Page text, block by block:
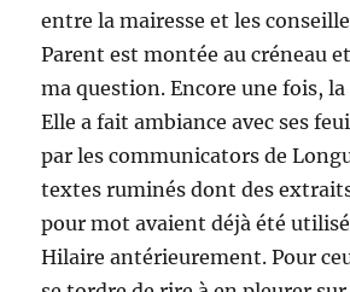
entre la mairesse et les
Parent est montée au créneau
ma question. Encore une fois,
Elle a fait ambiance avec ses
par les communicators de
textes ruminés dont des
pour mot avaient déjà été
Hilaire antérieurement. Pour